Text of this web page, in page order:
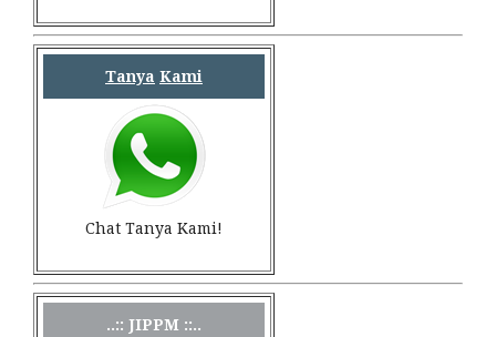
Tanya Kami
Chat Tanya Kami!
..:: JIPPM ::..